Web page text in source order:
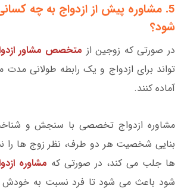
5. مشاوره پیش از ازدواج به چه
شود؟
در صورتی که زوجین از متخصص مشاور
تواند برای ازدواج و یک رابطه طولانی مدت
آماده کنند.
مشاوره ازدواج تخصصی با سنجش و
بنایی شخصیت هر دو طرف، نظر زوج ها را
ها جلب می کند، در صورتی که مشاوره
شود باعث می شود تا فرد نسبت به